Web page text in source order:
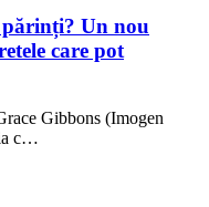
părinți? Un nou
care pot
Gibbons (Imogen
c…